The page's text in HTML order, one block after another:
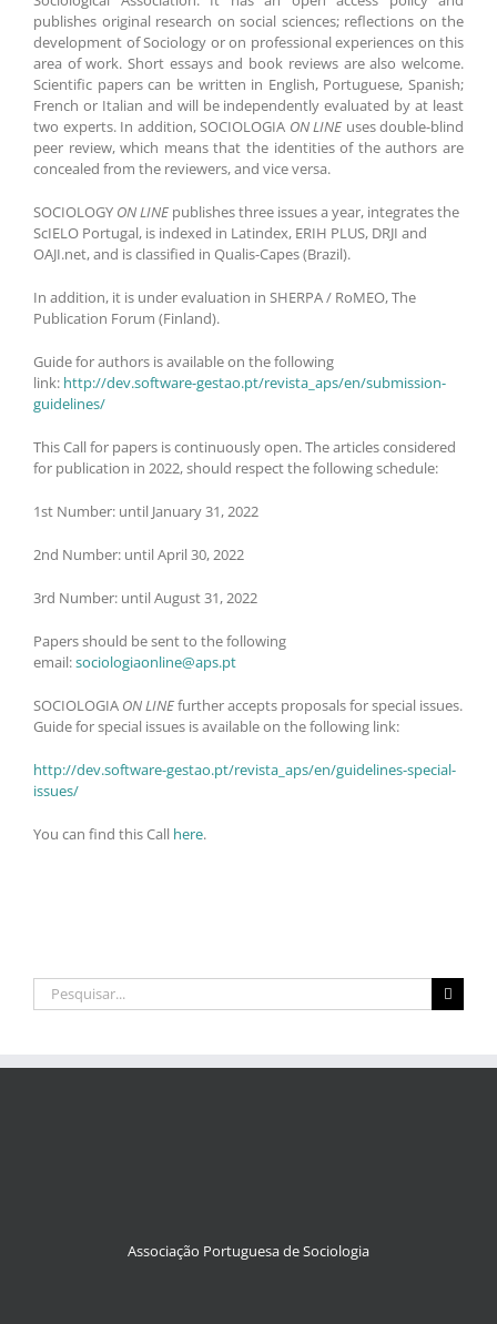
publishes original research on social sciences; reflections on the
development of Sociology or on professional experiences on this
area of work. Short essays and book reviews are also welcome.
Scientific papers can be written in English, Portuguese, Spanish;
French or Italian and will be independently evaluated by at least
two experts. In addition, SOCIOLOGIA ON LINE uses double-blind
peer review, which means that the identities of the authors are
concealed from the reviewers, and vice versa.
SOCIOLOGY ON LINE publishes three issues a year, integrates the
ScIELO Portugal, is indexed in Latindex, ERIH PLUS, DRJI and
OAJI.net, and is classified in Qualis-Capes (Brazil).
In addition, it is under evaluation in SHERPA / RoMEO, The
Publication Forum (Finland).
Guide for authors is available on the following
link: http://dev.software-gestao.pt/revista_aps/en/submission-
guidelines/
This Call for papers is continuously open. The articles considered
for publication in 2022, should respect the following schedule:
1st Number: until January 31, 2022
2nd Number: until April 30, 2022
3rd Number: until August 31, 2022
Papers should be sent to the following
email:sociologiaonline@aps.pt
SOCIOLOGIA ON LINEfurther accepts proposals for special issues.
Guide for special issues is available on the following link:
http://dev.software-gestao.pt/revista_aps/en/guidelines-special-
issues/
You can find this Call here.
Pesquisar
Associação Portuguesa de Sociologia